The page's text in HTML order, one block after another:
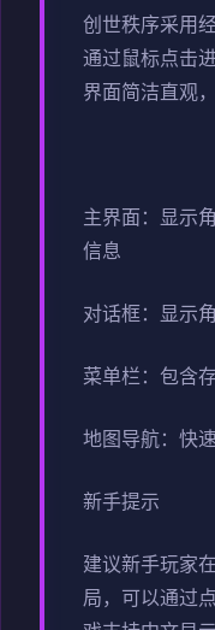
创世秩序采用
通过鼠标点击
界面简洁直观
主界面：显示
信息
对话框：显示
菜单栏：包含
地图导航：快
新手提示
建议新手玩家
局，可以通过